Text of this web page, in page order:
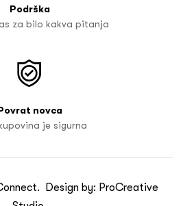
Podrška
za bilo kakva pitanja
novca
je sigurna
. Design by: ProCreative